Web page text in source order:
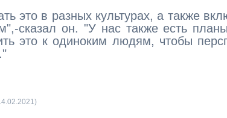
это в разных культурах, а также
сказал он. "У нас также есть
это к одиноким людям, чтобы